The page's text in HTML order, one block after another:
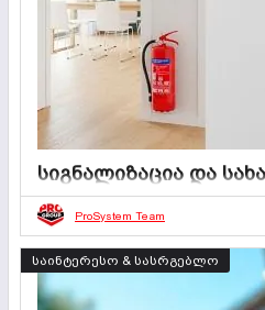
ოპტიმიზირებულია.
სიგნალიზაცია და
უსაფრთხო გარემოს
ნაწილი
02 ივლისი 2025 0 3 წუთი
თანამედროვე სამყაროში,
გადამწყვეტი მნიშვნელობა
ProSystem Team
საინტერესო & სასრგებლო